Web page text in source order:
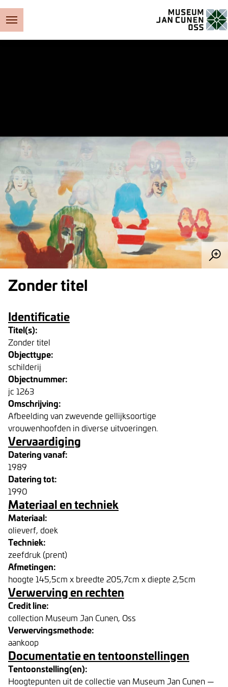
Zonder titel
Identificatie
Titel(s):
Zonder titel
Objecttype:
schilderij
Objectnummer:
jc 1263
Omschrijving:
Afbeelding van zwevende gellijksoortige
vrouwenhoofden in diverse uitvoeringen.
Vervaardiging
Datering vanaf:
1989
Datering tot:
1990
Materiaal en techniek
Materiaal:
olieverf, doek
Techniek:
zeefdruk (prent)
Afmetingen:
hoogte 145,5cm x breedte 205,7cm x diepte 2,5cm
Verwerving en rechten
Credit line:
collection Museum Jan Cunen, Oss
Verwervingsmethode:
aankoop
Documentatie en tentoonstellingen
Tentoonstelling(en):
Hoogtepunten uit de collectie van Museum Jan Cunen —